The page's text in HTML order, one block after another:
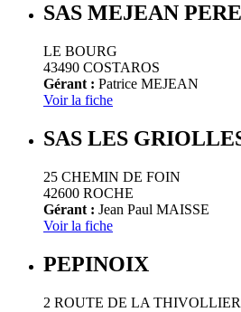
SAS MEJEAN
LE BOURG
43490 COSTAROS
Gérant : Patrice MEJEAN
Voir la fiche
SAS LES
25 CHEMIN DE FOIN
42600 ROCHE
Gérant : Jean Paul MAISSE
Voir la fiche
PEPINOIX
2 ROUTE DE LA